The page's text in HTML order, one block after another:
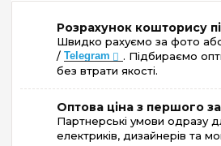
Розрахунок кошторису
Швидко рахуємо за фото
/ Telegram
. Підбираємо
без втрати якості.
Оптова ціна з першого
Партнерські умови одразу
електриків, дизайнерів та